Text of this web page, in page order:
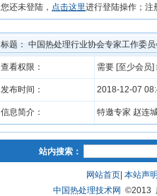
您还未登陆， 点击这里进行登陆操作；注
标题： 中国热处理行业协会专家工作委
查看权限： 需要 [至少会员]
发布时间： 2018-12-07
信息简介： 特邀专家 赵连
站内搜索：
网站首页| 本站声明
中国热处理技术网 ©2013